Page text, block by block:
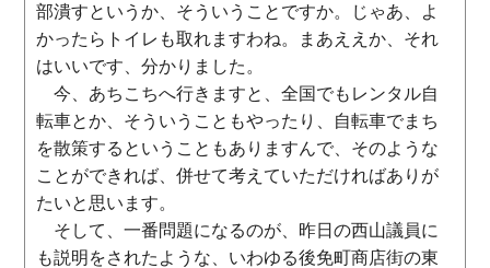
部潰すというか、そういうことですか。じゃあ、よ
かったらトイレも取れますわね。まあええか、それ
はいいです、分かりました。
今、あちこちへ行きますと、全国でもレンタル自
転車とか、そういうこともやったり、自転車でまち
を散策するということもありますんで、そのような
ことができれば、併せて考えていただければありが
たいと思います。
そして、一番問題になるのが、昨日の西山議員に
も説明をされたような、いわゆる後免町商店街の東